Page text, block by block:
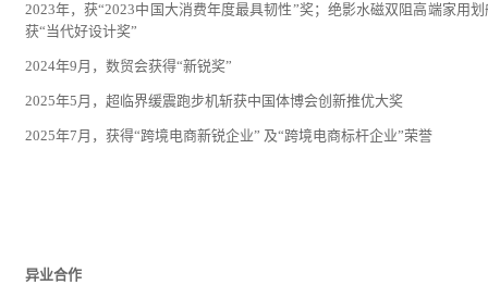
2023年，获“2023中国大消费年度最具韧性”奖；绝影水磁双阻高端家用划
获“当代好设计奖”
2024年9月，数贸会获得“新锐奖”
2025年5月，超临界缓震跑步机斩获中国体博会创新推优大奖
2025年7月，获得“跨境电商新锐企业” 及“跨境电商标杆企业”荣誉
异业合作